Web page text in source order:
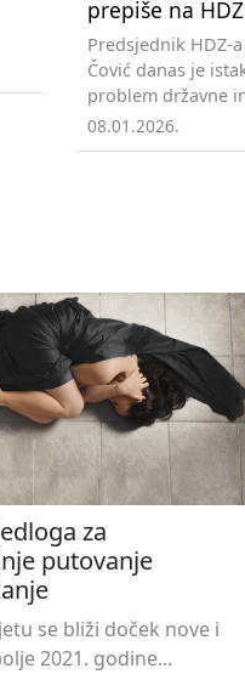
prepiše na HDZ
Predsjednik HDZ-
Čović danas je
problem državne
08.01.2026.
za
putovanje
se bliži doček nove i
2021. godine...